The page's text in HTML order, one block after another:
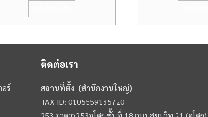
ร์
ติดต่อเรา
สถานที่ตั้ง (สำนักงานใหญ่)
TAX ID: 0105559135720